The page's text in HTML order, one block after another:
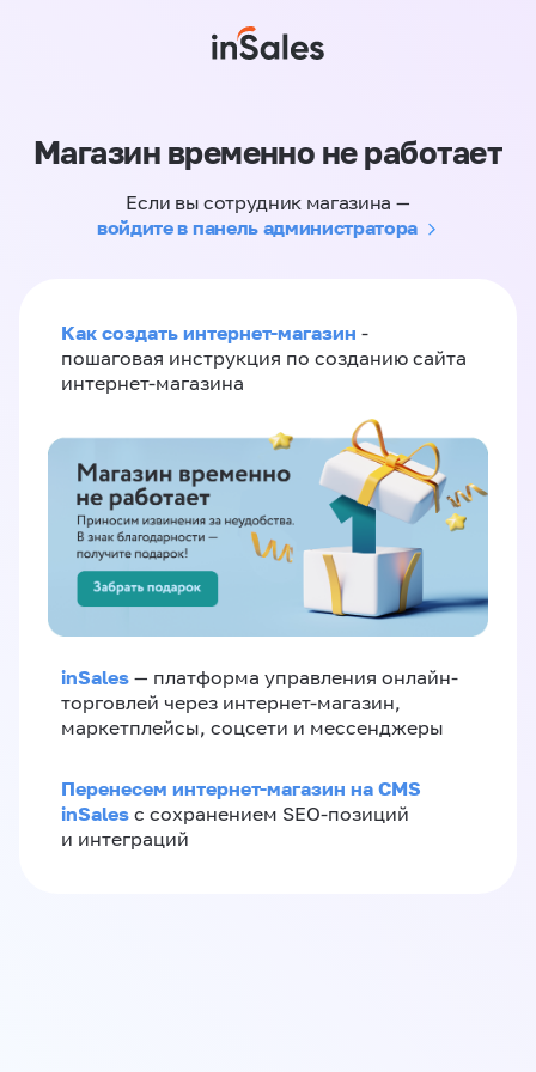
Магазин временно не работает
Если вы сотрудник магазина —
войдите в панель администратора
Как создать интернет-магазин -
пошаговая инструкция по созданию сайта
интернет-магазина
inSales — платформа управления онлайн-
торговлей через интернет-магазин,
маркетплейсы, соцсети и мессенджеры
Перенесем интернет-магазин на CMS
inSales с сохранением SEO-позиций
и интеграций